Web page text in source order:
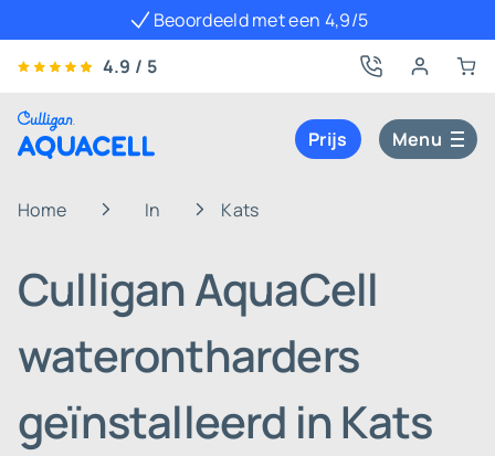
Beoordeeld met een 4,9/5
4.9 / 5
Prijs Menu
Home In Kats
Culligan AquaCell
waterontharders
geïnstalleerd in Kats